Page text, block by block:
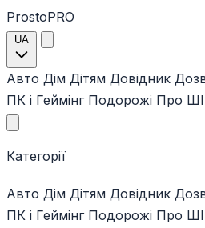
ProstoPRO
UA
Авто Дім Дітям Довідник
ПК і Геймінг Подорожі Про ШІ
Категорії
Авто Дім Дітям Довідник
ПК і Геймінг Подорожі Про ШІ